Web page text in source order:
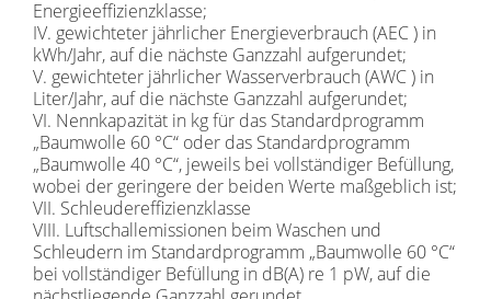
Energieeffizienzklasse;
IV. gewichteter jährlicher Energieverbrauch (AEC ) in
kWh/Jahr, auf die nächste Ganzzahl aufgerundet;
V. gewichteter jährlicher Wasserverbrauch (AWC ) in
Liter/Jahr, auf die nächste Ganzzahl aufgerundet;
VI. Nennkapazität in kg für das Standardprogramm
„Baumwolle 60 °C“ oder das Standardprogramm
„Baumwolle 40 °C“, jeweils bei vollständiger Befüllung,
wobei der geringere der beiden Werte maßgeblich ist;
VII. Schleudereffizienzklasse
VIII. Luftschallemissionen beim Waschen und
Schleudern im Standardprogramm „Baumwolle 60 °C“
bei vollständiger Befüllung in dB(A) re 1 pW, auf die